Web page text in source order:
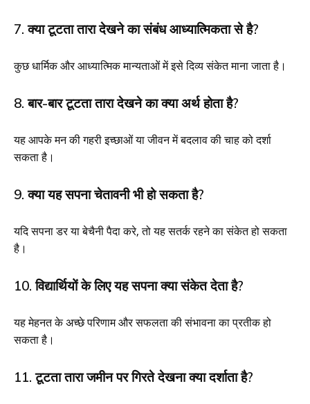
7. क्या टूटता तारा देखने का संबंध आध्यात्मिकता से है?
कुछ धार्मिक और आध्यात्मिक मान्यताओं में इसे दिव्य संकेत माना जाता है।
8. बार-बार टूटता तारा देखने का क्या अर्थ होता है?
यह आपके मन की गहरी इच्छाओं या जीवन में बदलाव की चाह को दर्शा
सकता है।
9. क्या यह सपना चेतावनी भी हो सकता है?
यदि सपना डर या बेचैनी पैदा करे, तो यह सतर्क रहने का संकेत हो सकता
है।
10. विद्यार्थियों के लिए यह सपना क्या संकेत देता है?
यह मेहनत के अच्छे परिणाम और सफलता की संभावना का प्रतीक हो
सकता है।
11. टूटता तारा जमीन पर गिरते देखना क्या दर्शाता है?